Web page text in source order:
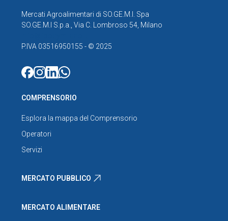
Mercati Agroalimentari di SO.GE.M.I. Spa
SO.GE.M.I S.p.a., Via C. Lombroso 54, Milano
P.IVA 03516950155 - © 2025
COMPRENSORIO
Esplora la mappa del Comprensorio
Operatori
Servizi
MERCATO PUBBLICO
MERCATO ALIMENTARE